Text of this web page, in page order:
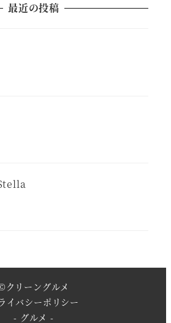
最近の投稿
クリーングルメ
イバシーポリシー
- グルメ -